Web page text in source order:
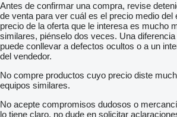
Antes de confirmar una compra, revise
de venta para ver cuál es el precio medio del
precio de la oferta que le interesa es mucho
similares, piénselo dos veces. Una
puede conllevar a defectos ocultos o a un
del vendedor.
No compre productos cuyo precio diste
equipos similares.
No acepte compromisos dudosos o
lo tiene claro, no dude en solicitar